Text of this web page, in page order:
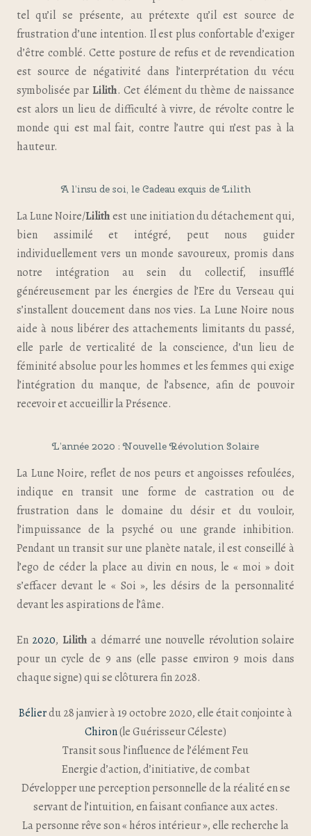
tel qu’il se présente, au prétexte qu’il est source de
frustration d’une intention. Il est plus confortable d’exiger
d’être comblé. Cette posture de refus et de revendication
est source de négativité dans l’interprétation du vécu
symbolisée par Lilith. Cet élément du thème de naissance
est alors un lieu de difficulté à vivre, de révolte contre le
monde qui est mal fait, contre l’autre qui n’est pas à la
hauteur.
A l’insu de soi, le Cadeau exquis de Lilith
La Lune Noire/Lilithest une initiation du détachement qui,
bien assimilé et intégré, peut nous guider
individuellement vers un monde savoureux, promis dans
notre intégration au sein du collectif, insufflé
généreusement par les énergies de l’Ere du Verseau qui
s’installent doucement dans nos vies. La Lune Noire nous
aide à nous libérer des attachements limitants du passé,
elle parle de verticalité de la conscience, d’un lieu de
féminité absolue pour les hommes et les femmes qui exige
l’intégration du manque, de l’absence, afin de pouvoir
recevoir et accueillir la Présence.
L’année 2020 : Nouvelle Révolution Solaire
La Lune Noire, reflet de nos peurs et angoisses refoulées,
indique en transit une forme de castration ou de
frustration dans le domaine du désir et du vouloir,
l’impuissance de la psyché ou une grande inhibition.
Pendant un transit sur une planète natale, il est conseillé à
l’ego de céder la place au divin en nous, le « moi » doit
s’effacer devant le « Soi », les désirs de la personnalité
devant les aspirations de l’âme.
En 2020, Lilith a démarré une nouvelle révolution solaire
pour un cycle de 9 ans (elle passe environ 9 mois dans
chaque signe) qui se clôturera fin 2028.
Bélierdu 28 janvier à 19 octobre 2020, elle était conjointe à
Chiron(le Guérisseur Céleste)
Transit sous l’influence de l’élément Feu
Energie d’action, d’initiative, de combat
Développer une perception personnelle de la réalité en se
servant de l’intuition, en faisant confiance aux actes.
La personne rêve son « héros intérieur », elle recherche la